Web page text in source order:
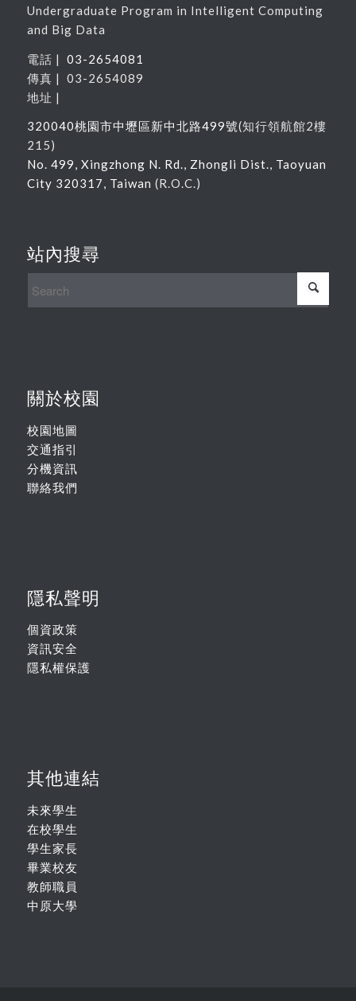
Undergraduate Program in Intelligent Computing
and Big Data
電話 | 03-2654081
傳真 | 03-2654089
地址 |
320040桃園市中壢區新中北路499號(知行領航館2樓
215)
No. 499, Xingzhong N. Rd., Zhongli Dist., Taoyuan
City 320317, Taiwan (R.O.C.)
站內搜尋
關於校園
校園地圖
交通指引
分機資訊
聯絡我們
隱私聲明
個資政策
資訊安全
隱私權保護
其他連結
未來學生
在校學生
學生家長
畢業校友
教師職員
中原大學